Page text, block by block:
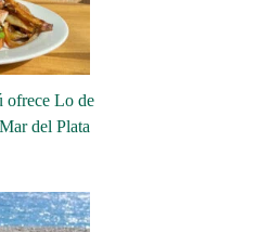
ofrece Lo de
del Plata